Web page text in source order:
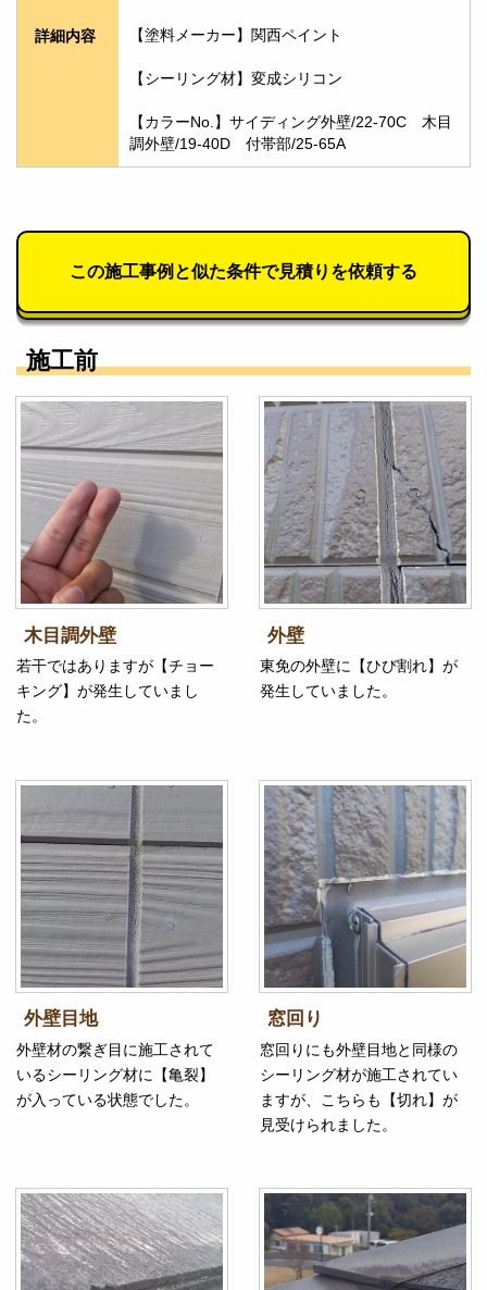
詳細内容 【塗料メーカー】関西ペイント
【シーリング材】変成シリコン
【カラーNo.】サイディング外壁/22-70C　木目
調外壁/19-40D　付帯部/25-65A
この施工事例と似た条件で見積りを依頼する
施工前
木目調外壁
若干ではありますが【チョー
キング】が発生していまし
た。
外壁
東免の外壁に【ひび割れ】が
発生していました。
外壁目地
外壁材の繋ぎ目に施工されて
いるシーリング材に【亀裂】
が入っている状態でした。
窓回り
窓回りにも外壁目地と同様の
シーリング材が施工されてい
ますが、こちらも【切れ】が
見受けられました。